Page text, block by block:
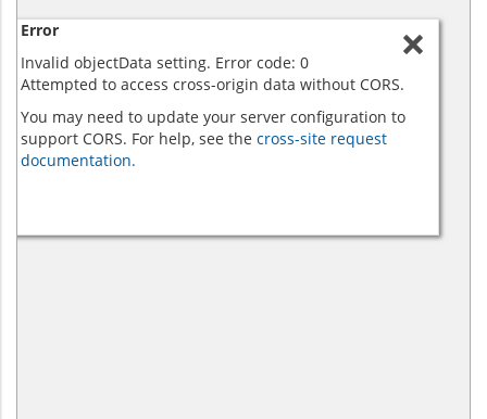
Error
Invalid objectData setting. Error code: 0
Attempted to access cross-origin data without CORS.
You may need to update your server configuration to
support CORS. For help, see the cross-site request
documentation.